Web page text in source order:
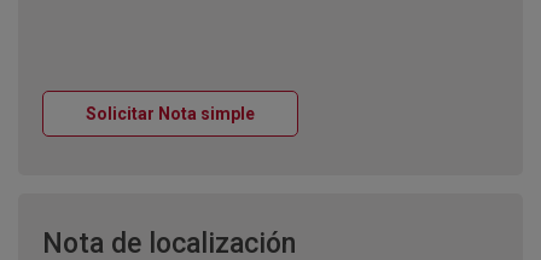
Solicitar Nota simpleVentana nueva
Nota de localización